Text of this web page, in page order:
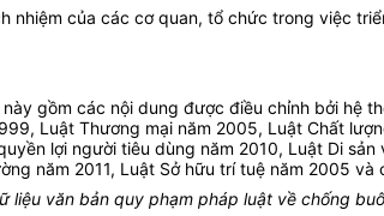
nhiệm của các cơ quan, tổ chức trong việc
gồm các nội dung được điều chỉnh bởi
Luật Thương mại năm 2005, Luật Chất
lợi người tiêu dùng năm 2010, Luật Di
năm 2011, Luật Sở hữu trí tuệ năm 2005
văn bản quy phạm pháp luật về chống